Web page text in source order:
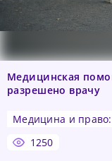
Медицинская
разрешено врачу
медицина и
1250